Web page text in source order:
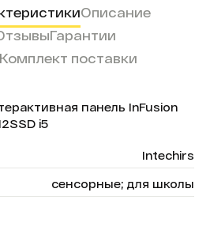
Описание
Гарантии
Комплект поставки
панель InFusion
i5
Intechirs
сенсорные; для школы